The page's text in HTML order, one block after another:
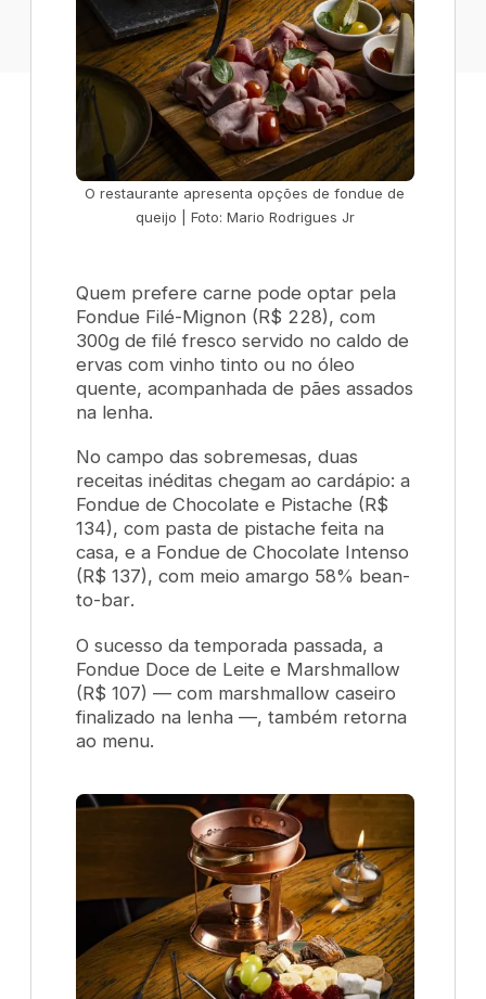
O restaurante apresenta opções de fondue de
queijo | Foto: Mario Rodrigues Jr
Quem prefere carne pode optar pela
Fondue Filé-Mignon (R$ 228), com
300g de filé fresco servido no caldo de
ervas com vinho tinto ou no óleo
quente, acompanhada de pães assados
na lenha.
No campo das sobremesas, duas
receitas inéditas chegam ao cardápio: a
Fondue de Chocolate e Pistache (R$
134), com pasta de pistache feita na
casa, e a Fondue de Chocolate Intenso
(R$ 137), com meio amargo 58% bean-
to-bar.
O sucesso da temporada passada, a
Fondue Doce de Leite e Marshmallow
(R$ 107) — com marshmallow caseiro
finalizado na lenha —, também retorna
ao menu.